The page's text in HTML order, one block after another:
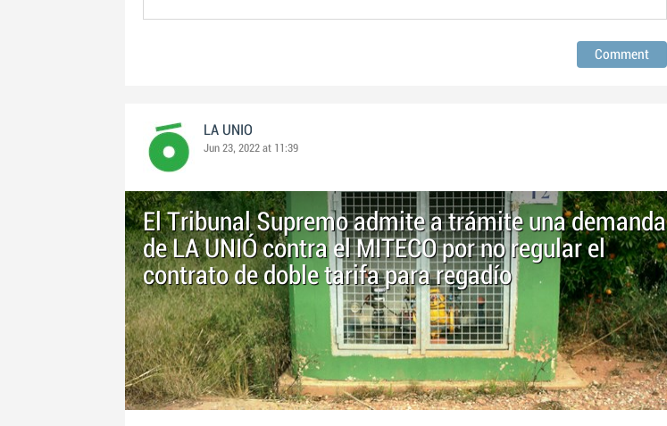
LA UNIO
Jun 23, 2022 at 11:39
El Tribunal Supremo admite a trámite una demanda
de LA UNIÓ contra el MITECO por no regular el
contrato de doble tarifa para regadío